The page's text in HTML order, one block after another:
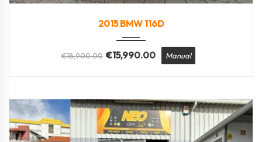
2015 BMW 116D
€18,900.00 €15,990.00 Manual